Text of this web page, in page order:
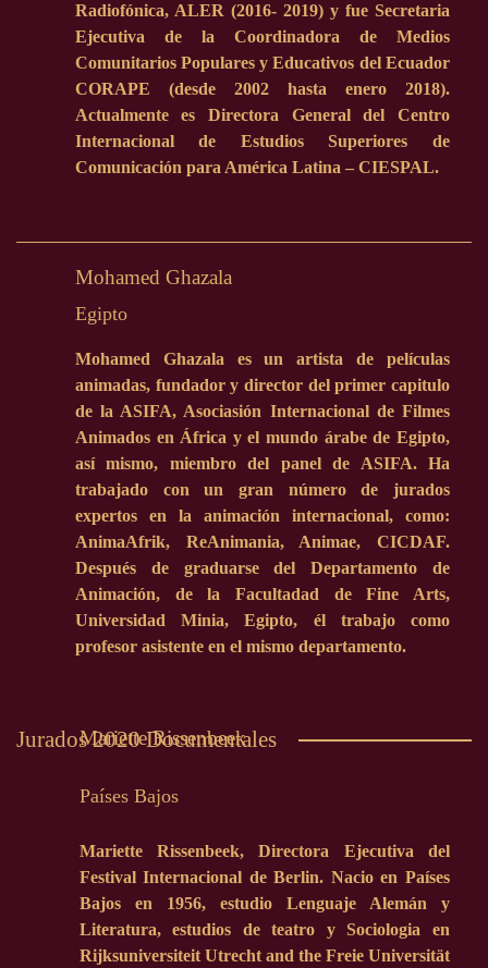
Radiofónica, ALER (2016- 2019) y fue Secretaria
Ejecutiva de la Coordinadora de Medios
Comunitarios Populares y Educativos del Ecuador
CORAPE (desde 2002 hasta enero 2018).
Actualmente es Directora General del Centro
Internacional de Estudios Superiores de
Comunicación para América Latina – CIESPAL.
Mohamed Ghazala
Egipto
Mohamed Ghazala es un artista de películas
animadas, fundador y director del primer capitulo
de la ASIFA, Asociasión Internacional de Filmes
Animados en África y el mundo árabe de Egipto,
así mismo, miembro del panel de ASIFA. Ha
trabajado con un gran número de jurados
expertos en la animación internacional, como:
AnimaAfrik, ReAnimania, Animae, CICDAF.
Después de graduarse del Departamento de
Animación, de la Facultadad de Fine Arts,
Universidad Minia, Egipto, él trabajo como
profesor asistente en el mismo departamento.
Jurados 2020 Documentales
Mariette Rissenbeek
Países Bajos
Mariette Rissenbeek, Directora Ejecutiva del
Festival Internacional de Berlin. Nacio en Países
Bajos en 1956, estudio Lenguaje Alemán y
Literatura, estudios de teatro y Sociologia en
Rijksuniversiteit Utrecht and the Freie Universität